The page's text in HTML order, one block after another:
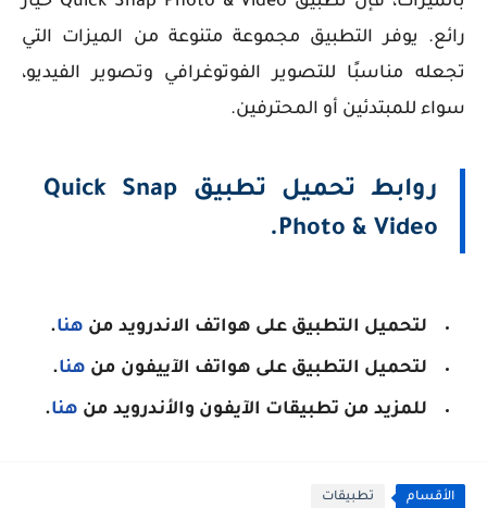
رائع. يوفر التطبيق مجموعة متنوعة من الميزات التي
تجعله مناسبًا للتصوير الفوتوغرافي وتصوير الفيديو،
سواء للمبتدئين أو المحترفين.
روابط تحميل تطبيق Quick Snap
Photo & Video.
لتحميل التطبيق على هواتف الاندرويد من هنا.
لتحميل التطبيق على هواتف الآييفون من هنا.
للمزيد من تطبيقات الآيفون والأندرويد من هنا.
الأقسام تطبيقات